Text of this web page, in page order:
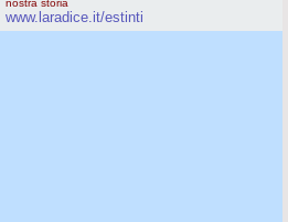
nostra storia
www.laradice.it/estinti